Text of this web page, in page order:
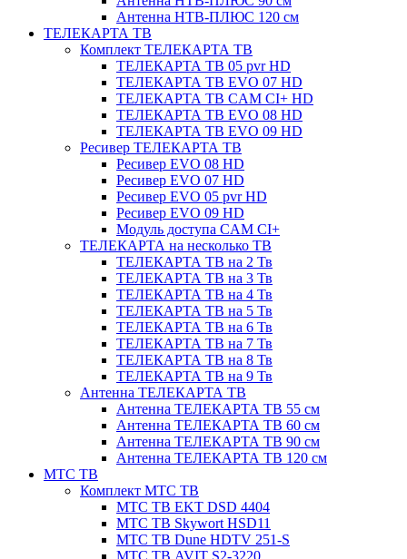
Антенна НТВ-ПЛЮС 120 см
ТЕЛЕКАРТА ТВ
Комплект ТЕЛЕКАРТА ТВ
ТЕЛЕКАРТА ТВ 05 pvr HD
ТЕЛЕКАРТА ТВ EVO 07 HD
ТЕЛЕКАРТА ТВ CAM CI+ HD
ТЕЛЕКАРТА ТВ EVO 08 HD
ТЕЛЕКАРТА ТВ EVO 09 HD
Ресивер ТЕЛЕКАРТА ТВ
Ресивер EVO 08 HD
Ресивер EVO 07 HD
Ресивер EVO 05 pvr HD
Ресивер EVO 09 HD
Модуль доступа CAM CI+
ТЕЛЕКАРТА на несколько ТВ
ТЕЛЕКАРТА ТВ на 2 Тв
ТЕЛЕКАРТА ТВ на 3 Тв
ТЕЛЕКАРТА ТВ на 4 Тв
ТЕЛЕКАРТА ТВ на 5 Тв
ТЕЛЕКАРТА ТВ на 6 Тв
ТЕЛЕКАРТА ТВ на 7 Тв
ТЕЛЕКАРТА ТВ на 8 Тв
ТЕЛЕКАРТА ТВ на 9 Тв
Антенна ТЕЛЕКАРТА ТВ
Антенна ТЕЛЕКАРТА ТВ 55 см
Антенна ТЕЛЕКАРТА ТВ 60 см
Антенна ТЕЛЕКАРТА ТВ 90 см
Антенна ТЕЛЕКАРТА ТВ 120 см
МТС ТВ
Комплект МТС ТВ
МТС ТВ EKT DSD 4404
МТС ТВ Skywort HSD11
МТС ТВ Dune HDTV 251-S
МТС ТВ AVIT S2-3220